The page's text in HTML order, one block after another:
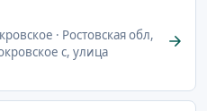
· Ростовская обл,
с, улица